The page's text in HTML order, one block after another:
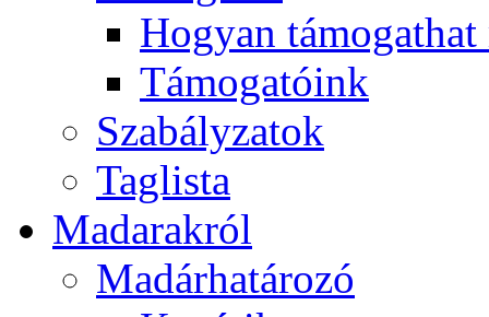
Hogyan
Támogatóink
Szabályzatok
Taglista
Madarakról
Madárhatározó